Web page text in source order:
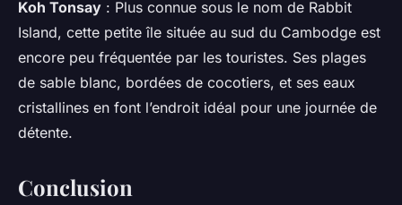
Koh Tonsay : Plus connue sous le nom de Rabbit
Island, cette petite île située au sud du Cambodge est
encore peu fréquentée par les touristes. Ses plages
de sable blanc, bordées de cocotiers, et ses eaux
cristallines en font l’endroit idéal pour une journée de
détente.
Conclusion